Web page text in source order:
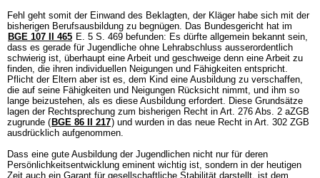
Fehl geht somit der Einwand des Beklagten, der Kläger habe sich mit der
bisherigen Berufsausbildung zu begnügen. Das Bundesgericht hat im
BGE 107 II 465 E. 5 S. 469 befunden: Es dürfte allgemein bekannt sein,
dass es gerade für Jugendliche ohne Lehrabschluss ausserordentlich
schwierig ist, überhaupt eine Arbeit und geschweige denn eine Arbeit zu
finden, die ihren individuellen Neigungen und Fähigkeiten entspricht.
Pflicht der Eltern aber ist es, dem Kind eine Ausbildung zu verschaffen,
die auf seine Fähigkeiten und Neigungen Rücksicht nimmt, und ihm so
lange beizustehen, als es diese Ausbildung erfordert. Diese Grundsätze
lagen der Rechtsprechung zum bisherigen Recht in Art. 276 Abs. 2 aZGB
zugrunde ( BGE 86 II 217) und wurden in das neue Recht in Art. 302 ZGB
ausdrücklich aufgenommen.
Dass eine gute Ausbildung der Jugendlichen nicht nur für deren
Persönlichkeitsentwicklung eminent wichtig ist, sondern in der heutigen
Zeit auch ein Garant für gesellschaftliche Stabilität darstellt, ist dem